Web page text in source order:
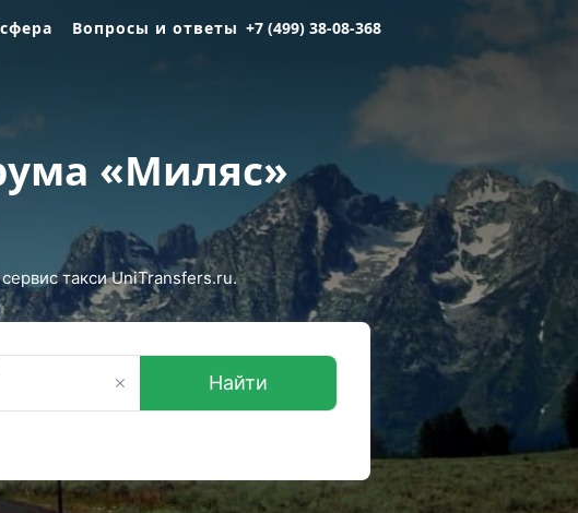
Вопросы и ответы +7 (499) 38-08-368
«Миляс»
такси UniTransfers.ru.
Найти